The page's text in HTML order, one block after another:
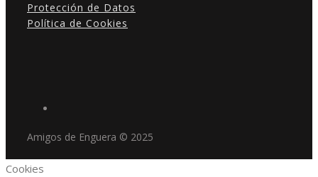
Protección de Datos
Política de Cookies
Amigos de Enguera © 2025
Cookies